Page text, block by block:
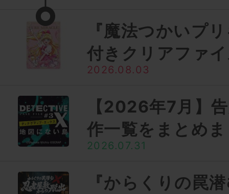
『魔法つかいプ
付きクリアファ
2026.08.03
【2026年7月】
作一覧をまとめ
2026.07.31
『からくりの罠